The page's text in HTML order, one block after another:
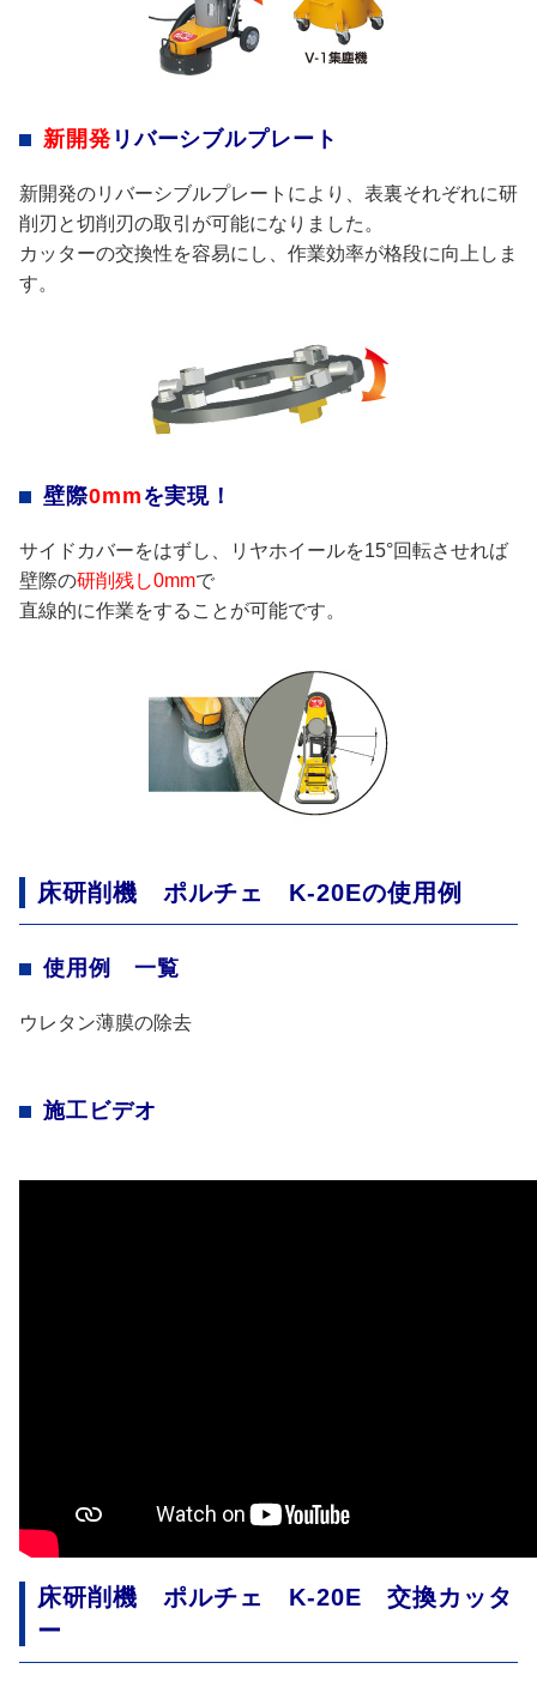
新開発リバーシブルプレート
新開発のリバーシブルプレートにより、表裏それぞれに研
削刃と切削刃の取引が可能になりました。
カッターの交換性を容易にし、作業効率が格段に向上しま
す。
壁際0mmを実現！
サイドカバーをはずし、リヤホイールを15°回転させれば
壁際の研削残し0mmで
直線的に作業をすることが可能です。
床研削機 ポルチェ K-20Eの使用例
使用例 一覧
ウレタン薄膜の除去
施工ビデオ
床研削機 ポルチェ K-20E 交換カッタ
ー